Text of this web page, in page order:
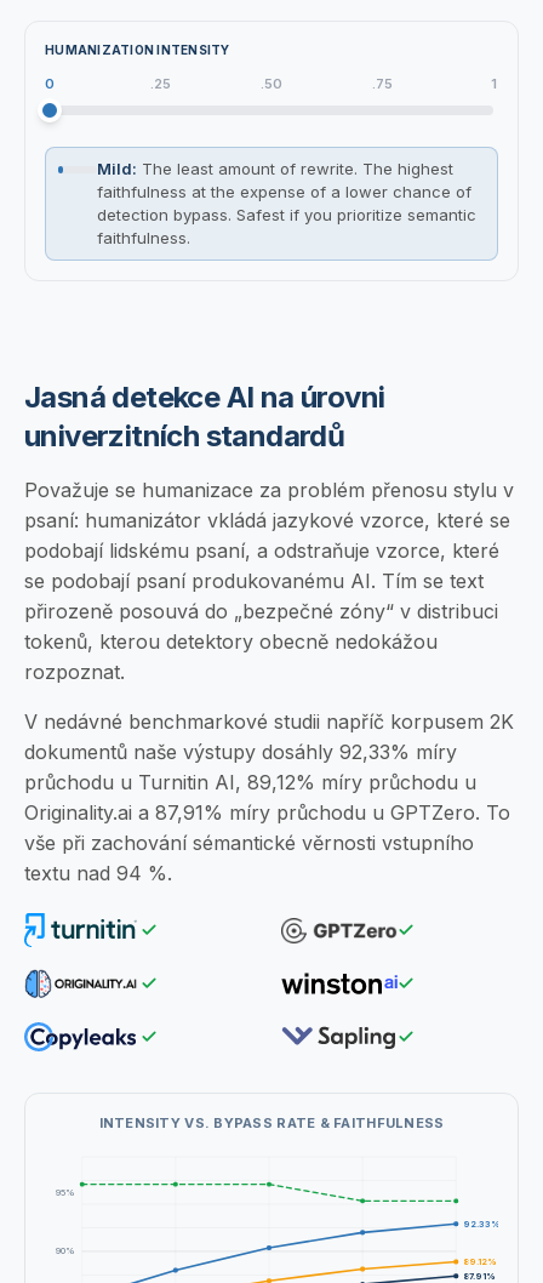
HUMANIZATION INTENSITY
0 .25 .50 .75 1
Mild: The least amount of rewrite. The highest
faithfulness at the expense of a lower chance of
detection bypass. Safest if you prioritize semantic
faithfulness.
Jasná detekce AI na úrovni
univerzitních standardů
Považuje se humanizace za problém přenosu stylu v
psaní: humanizátor vkládá jazykové vzorce, které se
podobají lidskému psaní, a odstraňuje vzorce, které
se podobají psaní produkovanému AI. Tím se text
přirozeně posouvá do „bezpečné zóny“ v distribuci
tokenů, kterou detektory obecně nedokážou
rozpoznat.
V nedávné benchmarkové studii napříč korpusem 2K
dokumentů naše výstupy dosáhly 92,33% míry
průchodu u Turnitin AI, 89,12% míry průchodu u
Originality.ai a 87,91% míry průchodu u GPTZero. To
vše při zachování sémantické věrnosti vstupního
textu nad 94 %.
INTENSITY VS. BYPASS RATE & FAITHFULNESS
90%
95%
92.33 %
89.12%
87.91%